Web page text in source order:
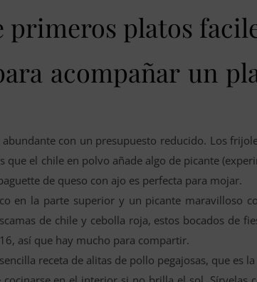
primeros platos
acompañar un
con un presupuesto reducido. Los
que el chile en polvo añade algo de picante
de queso con ajo es perfecta para mojar.
en la parte superior y un picante maravilloso
de chile y cebolla roja, estos bocados de
así que hay mucho para compartir.
receta de alitas de pollo pegajosas, que es